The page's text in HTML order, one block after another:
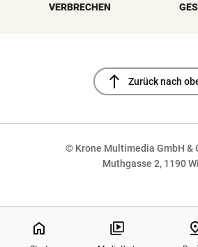
VERBRECHEN
north Zurück nach
© Krone Multimedia GmbH &
Muthgasse 2, 1190
home
NaN%